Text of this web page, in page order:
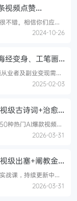
视频点赞
不错。相信你们应该
这类的内容浏览量很
2024-10-26
经变身、工笔画
解从创意生成到商业
2025-02-03
级古诗词+治愈
种热门AI爆款视频教
视级古诗词案例（出
2026-03-31
级出塞+阐教金
战课，持续更新中，
码。课程系统讲解影
2026-03-31